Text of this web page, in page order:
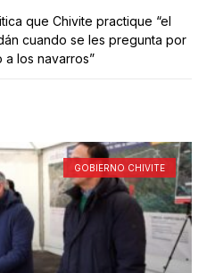
que Chivite practique “el
cuando se les pregunta por
a los navarros”
GOBIERNO CHIVITE